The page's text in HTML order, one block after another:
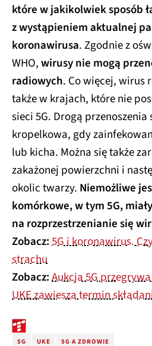
które w jakikolwiek sposób
z wystąpieniem aktualnej
koronawirusa. Zgodnie z
WHO,wirusy nie mogą
radiowych. Co więcej, wirus
także w krajach, które nie
sieci 5G. Drogą przenoszenia
kropelkowa, gdy
lub kicha. Można się także
zakażonej powierzchni i
okolic twarzy. Niemożliwe
komórkowe, w tym 5G,
na rozprzestrzenianie się
Zobacz:5G i koronawirus.
strachu
Zobacz:Aukcja 5G
UKE zawiesza termin
5G UKE 5G A ZDROWIE